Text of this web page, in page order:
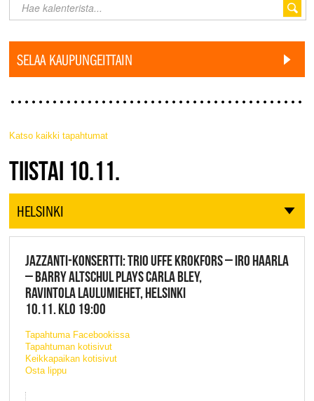
SELAA KAUPUNGEITTAIN
Katso kaikki tapahtumat
JAZZ FINLAND LIVE
TIISTAI 10.11.
HELSINKI
JAZZANTI-KONSERTTI: TRIO UFFE KROKFORS – IRO HAARLA
– BARRY ALTSCHUL PLAYS CARLA BLEY,
RAVINTOLA LAULUMIEHET, HELSINKI
10.11. KLO 19:00
Tapahtuma Facebookissa
Tapahtuman kotisivut
Keikkapaikan kotisivut
Osta lippu